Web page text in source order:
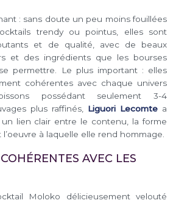
: sans doute un peu moins fouillées
trendy ou pointus, elles sont
et de qualité, avec de beaux
et des ingrédients que les bourses
permettre. Le plus important : elles
cohérentes avec chaque univers
possédant seulement 3-4
plus raffinés, Liguori Lecomte a
lien clair entre le contenu, la forme
à laquelle elle rend hommage.
AVEC LES
Moloko délicieusement velouté